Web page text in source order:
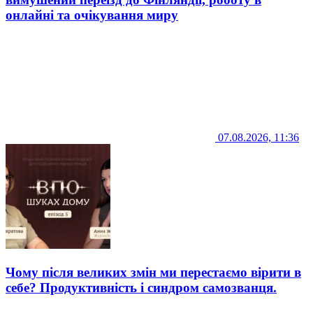
онлайні та очікування миру
07.08.2026, 11:36
Чому після великих змін ми перестаємо вірити в
себе? Продуктивність і синдром самозванця.